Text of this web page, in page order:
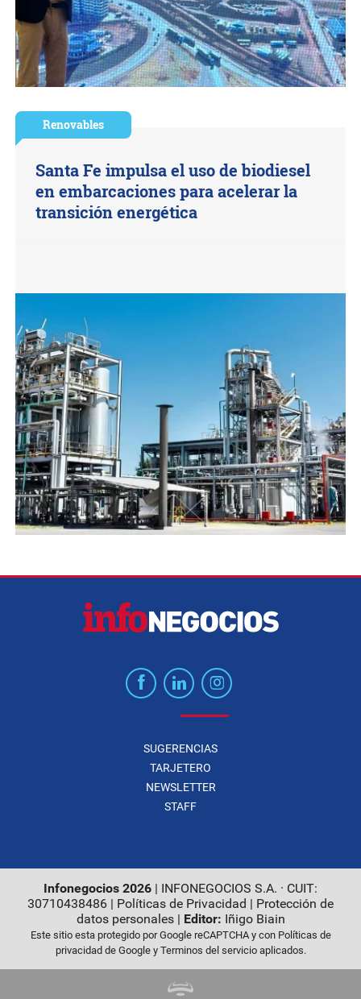
Renovables
Santa Fe impulsa el uso de biodiesel
en embarcaciones para acelerar la
transición energética
SUGERENCIAS
TARJETERO
NEWSLETTER
STAFF
Infonegocios 2026 | INFONEGOCIOS S.A. · CUIT:
30710438486 | Políticas de Privacidad | Protección de
datos personales| Editor: Iñigo Biain
Este sitio esta protegido por Google reCAPTCHA y con Políticas de
privacidad de Googley Terminos del servicioaplicados.